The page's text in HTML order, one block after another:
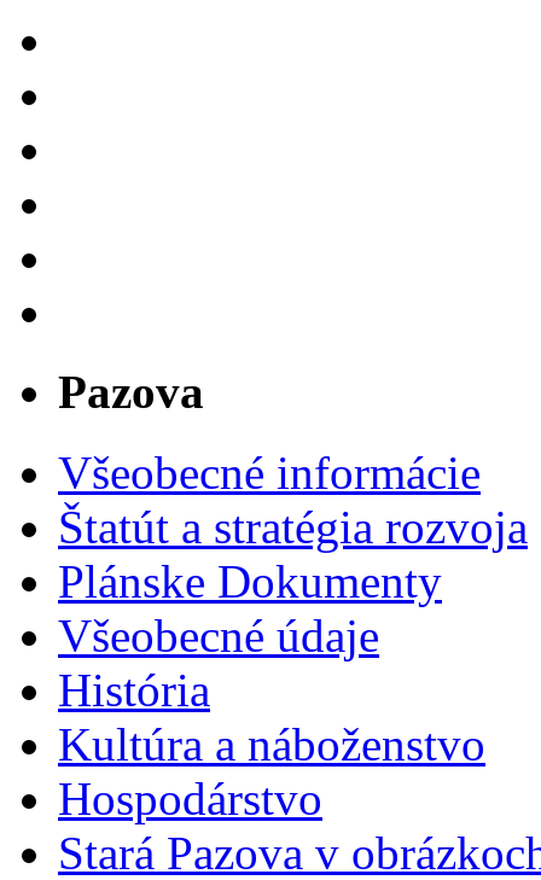
Pazova
Všeobecné informácie
Štatút a stratégia rozvoja
Plánske Dokumenty
Všeobecné údaje
História
Kultúra a náboženstvo
Hospodárstvo
Stará Pazova v